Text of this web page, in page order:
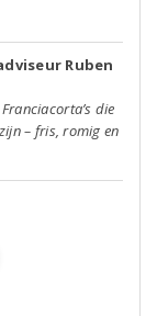
Ruben
die
– fris, romig en